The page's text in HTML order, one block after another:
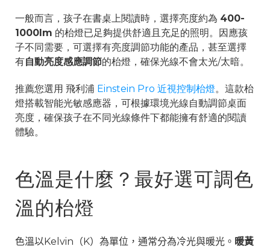
一般而言，孩子在書桌上閱讀時，選擇亮度約為 400-
1000lm 的枱燈已足夠提供舒適且充足的照明。因應孩
子不同需要，可選擇有亮度調節功能的產品，甚至選擇
有自動亮度感應調節的枱燈，確保光線不會太光/太暗。
推薦您選用 飛利浦 Einstein Pro 近視控制枱燈。這款枱
燈搭載智能光敏感應器，可根據環境光線自動調節桌面
亮度，確保孩子在不同光線條件下都能擁有舒適的閱讀
體驗。
色溫是什麼？最好選可調色
溫的枱燈
色溫以Kelvin （K）為單位，通常分為冷光與暖光。 暖黃